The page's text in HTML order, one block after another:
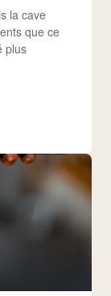
la cave
que ce
plus